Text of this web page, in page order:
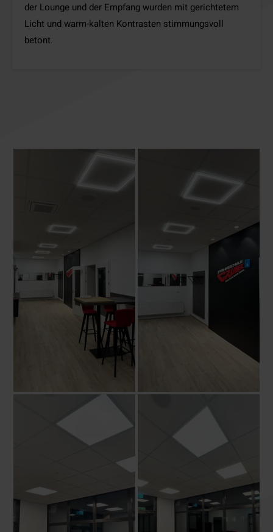
der Lounge und der Empfang wurden mit gerichtetem
Licht und warm-kalten Kontrasten stimmungsvoll
betont.